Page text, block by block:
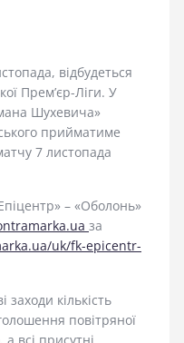
відбудеться
Прем’єр-Ліги. У
Шухевича»
прийматиме
7 листопада
– «Оболонь»
за
uk/fk-epicentr-
кількість
повітряної